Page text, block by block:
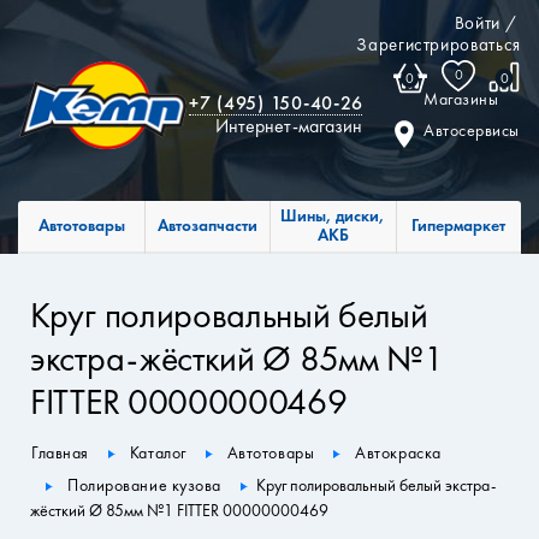
Войти /
Зарегистрироваться
0 0 0
Магазины
Автосервисы
+7 (495) 150-40-26
Интернет-магазин
Автотовары Автозапчасти
Шины, диски,
АКБ
Гипермаркет
Круг полировальный белый
экстра-жёсткий Ø 85мм №1
FITTER 00000000469
Главная Каталог Автотовары
Автокраска
Полирование кузова
Круг полировальный белый экстра-
жёсткий Ø 85мм №1 FITTER 00000000469